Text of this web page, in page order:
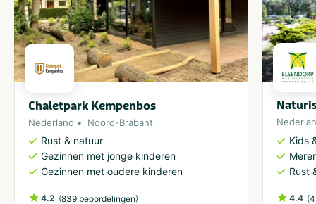
Chaletpark Kempenbos
Nederland Noord-Brabant
Rust & natuur
Gezinnen met jonge kinderen
Gezinnen met oudere kinderen
4.2 (839 beoordelingen)
Kids
Rust
4.4 (